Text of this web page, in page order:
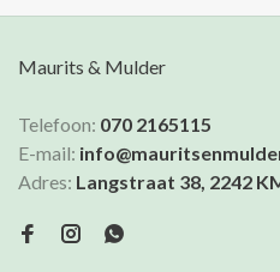
Maurits & Mulder
Telefoon: 070 2165115
E-mail:
Adres: Langstraat 38, 2242